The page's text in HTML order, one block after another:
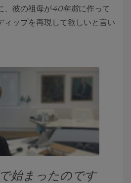
、彼の祖母が40年前に作って
ィップを再現して欲しいと言い
始まったのです